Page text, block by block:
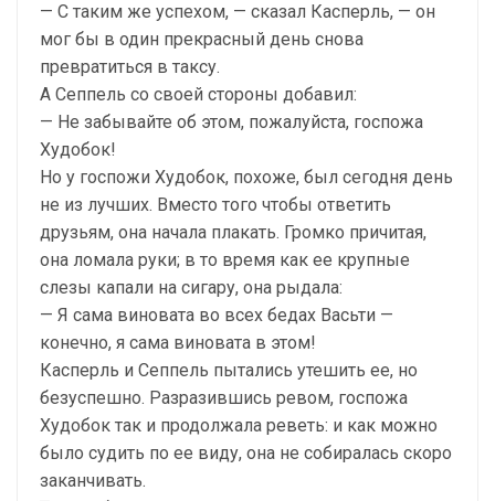
— С таким же успехом, — сказал Касперль, — он
мог бы в один прекрасный день снова
превратиться в таксу.
А Сеппель со своей стороны добавил:
— Не забывайте об этом, пожалуйста, госпожа
Худобок!
Но у госпожи Худобок, похоже, был сегодня день
не из лучших. Вместо того чтобы ответить
друзьям, она начала плакать. Громко причитая,
она ломала руки; в то время как ее крупные
слезы капали на сигару, она рыдала:
— Я сама виновата во всех бедах Васьти —
конечно, я сама виновата в этом!
Касперль и Сеппель пытались утешить ее, но
безуспешно. Разразившись ревом, госпожа
Худобок так и продолжала реветь: и как можно
было судить по ее виду, она не собиралась скоро
заканчивать.